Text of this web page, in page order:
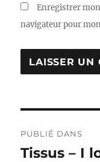
Enregistrer
navigateur pour
de
PUBLIÉ DANS
Tissus – I